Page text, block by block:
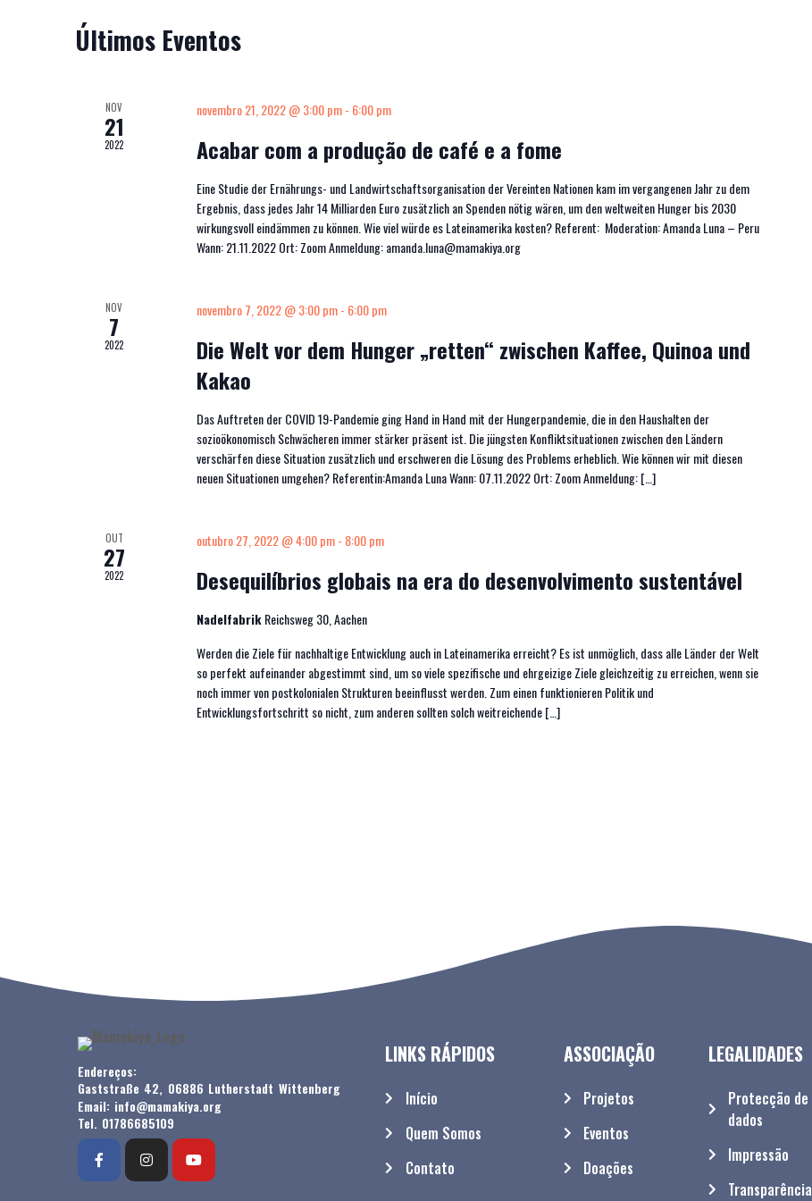
Eventos
Últimos Eventos
NOV
21
2022
novembro 21, 2022 @ 3:00 pm- 6:00 pm
Acabar com a produção de café e a fome
Eine Studie der Ernährungs- und Landwirtschaftsorganisation der Vereinten Nationen kam im vergangenen Jahr zu dem
Ergebnis, dass jedes Jahr 14 Milliarden Euro zusätzlich an Spenden nötig wären, um den weltweiten Hunger bis 2030
wirkungsvoll eindämmen zu können. Wie viel würde es Lateinamerika kosten? Referent: Moderation: Amanda Luna – Peru
Wann: 21.11.2022 Ort: Zoom Anmeldung: amanda.luna@mamakiya.org
NOV
7
2022
novembro 7, 2022 @ 3:00 pm- 6:00 pm
Die Welt vor dem Hunger „retten“ zwischen Kaffee, Quinoa und
Kakao
Das Auftreten der COVID 19-Pandemie ging Hand in Hand mit der Hungerpandemie, die in den Haushalten der
sozioökonomisch Schwächeren immer stärker präsent ist. Die jüngsten Konfliktsituationen zwischen den Ländern
verschärfen diese Situation zusätzlich und erschweren die Lösung des Problems erheblich. Wie können wir mit diesen
neuen Situationen umgehen? Referentin:Amanda Luna Wann: 07.11.2022 Ort: Zoom Anmeldung: […]
OUT
27
2022
outubro 27, 2022 @ 4:00 pm- 8:00 pm
Desequilíbrios globais na era do desenvolvimento sustentável
NadelfabrikReichsweg 30, Aachen
Werden die Ziele für nachhaltige Entwicklung auch in Lateinamerika erreicht? Es ist unmöglich, dass alle Länder der Welt
so perfekt aufeinander abgestimmt sind, um so viele spezifische und ehrgeizige Ziele gleichzeitig zu erreichen, wenn sie
noch immer von postkolonialen Strukturen beeinflusst werden. Zum einen funktionieren Politik und
Entwicklungsfortschritt so nicht, zum anderen sollten solch weitreichende […]
Endereços:
Gaststraße 42, 06886 Lutherstadt Wittenberg
Email: info@mamakiya.org
Tel. 01786685109
LINKS RÁPIDOS
Início
Quem Somos
Contato
ASSOCIAÇÃO
Projetos
Eventos
Doações
LEGALIDADES
Protecção de
dados
Impressão
Transparência